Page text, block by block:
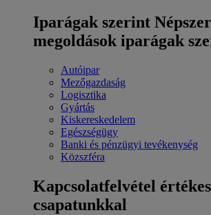
Iparágak szerint
megoldások iparágak
Autóipar
Mezőgazdaság
Logisztika
Gyártás
Kiskereskedelem
Egészségügy
Banki és pénzügyi tevékenység
Közszféra
Kapcsolatfelvétel
csapatunkkal